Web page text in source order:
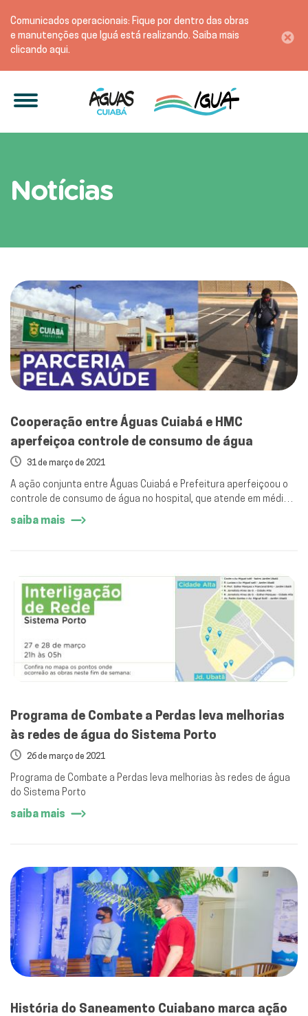
Comunicados operacionais: Fique por dentro das obras
e manutenções que Iguá está realizando. Saiba mais
clicando aqui.
Notícias
Cooperação entre Águas Cuiabá e HMC
aperfeiçoa controle de consumo de água
31 de março de 2021
A ação conjunta entre Águas Cuiabá e Prefeitura aperfeiçoou o
controle de consumo de água no hospital, que atende em média 2
mil pessoas por mês
saiba mais
Programa de Combate a Perdas leva melhorias
às redes de água do Sistema Porto
26 de março de 2021
Programa de Combate a Perdas leva melhorias às redes de água
do Sistema Porto
saiba mais
História do Saneamento Cuiabano marca ação